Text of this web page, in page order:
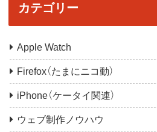
カテゴリー
Apple Watch
Firefox（たまにニコ動）
iPhone（ケータイ関連）
ウェブ制作ノウハウ